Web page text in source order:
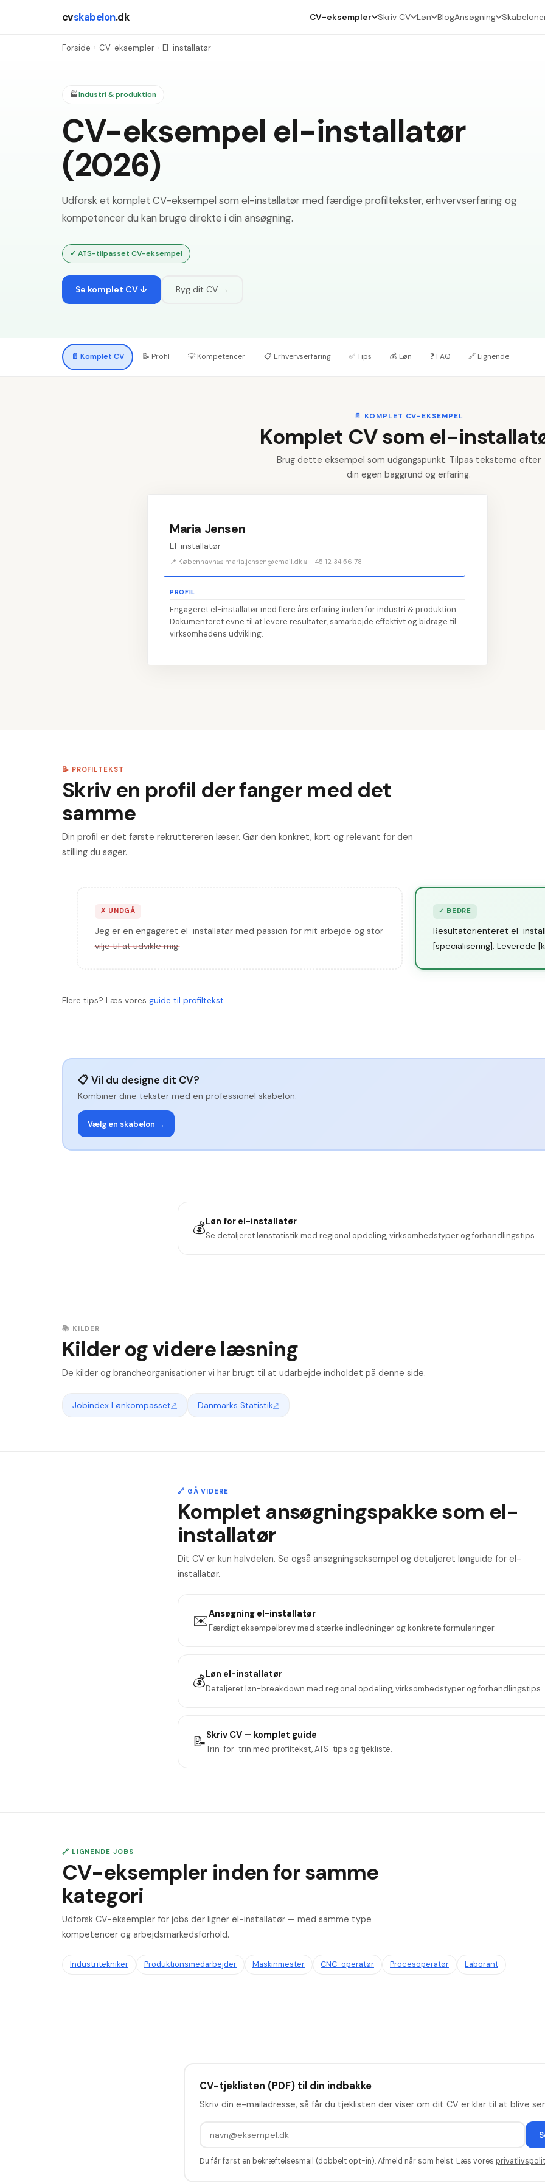
cvskabelon.dk CV-eksempler Skriv CV Løn BlogAnsøgning
Forside › CV-eksempler › El-installatør
🏭Industri & produktion
CV-eksempel el-installatør
(2026)
Udforsk et komplet CV-eksempel som el-installatør med færdige profiltekster, erhvervserfaring og
kompetencer du kan bruge direkte i din ansøgning.
✓ ATS-tilpasset CV-eksempel
Se komplet CV ↓ Byg dit CV →
📄 Komplet CV 📝 Profil 💡 Kompetencer 📋 Erhvervserfaring ✅Tips 💰 Løn ❓ FAQ 🔗 Lignende
📄 KOMPLET CV-EKSEMPEL
Komplet CV som el-
Brug dette eksempel som udgangspunkt. Tilpas teksterne efter
din egen baggrund og erfaring.
Maria Jensen
El-installatør
📍 København📧 maria.jensen@email.dk 📱 +45 12 34 56 78
PROFIL
Engageret el-installatør med flere års erfaring inden for industri & produktion.
Dokumenteret evne til at levere resultater, samarbejde effektivt og bidrage til
virksomhedens udvikling.
📝 PROFILTEKST
Skriv en profil der fanger med det
samme
Din profil er det første rekruttereren læser. Gør den konkret, kort og relevant for den
stilling du søger.
✗ UNDGÅ
Jeg er en engageret el-installatør med passion for mit arbejde og stor
vilje til at udvikle mig.
✓ BEDRE
Resultatorienteret el-
[specialisering]. Leverede
Flere tips? Læs vores guide til profiltekst.
📋 Vil du designe dit CV?
Kombiner dine tekster med en professionel skabelon.
Vælg en skabelon →
💰Løn for el-installatør
Se detaljeret lønstatistik med regional opdeling, virksomhedstyper og forhandlingstips.
📚 KILDER
Kilder og videre læsning
De kilder og brancheorganisationer vi har brugt til at udarbejde indholdet på denne side.
Jobindex Lønkompasset↗ Danmarks Statistik↗
🔗 GÅ VIDERE
Komplet ansøgningspakke som el-
installatør
Dit CV er kun halvdelen. Se også ansøgningseksempel og detaljeret lønguide for el-
installatør.
✉️Ansøgning el-installatør
Færdigt eksempelbrev med stærke indledninger og konkrete formuleringer.
💰Løn el-installatør
Detaljeret løn-breakdown med regional opdeling, virksomhedstyper og forhandlingstips.
📝Skriv CV — komplet guide
Trin-for-trin med profiltekst, ATS-tips og tjekliste.
🔗 LIGNENDE JOBS
CV-eksempler inden for samme
kategori
Udforsk CV-eksempler for jobs der ligner el-installatør — med samme type
kompetencer og arbejdsmarkedsforhold.
Industritekniker Produktionsmedarbejder Maskinmester CNC-operatør Procesoperatør Laborant
CV-tjeklisten (PDF) til din indbakke
Skriv din e-mailadresse, så får du tjeklisten der viser om dit CV er klar til at blive
Du får først en bekræftelsesmail (dobbelt opt-in). Afmeld når som helst. Læs vores